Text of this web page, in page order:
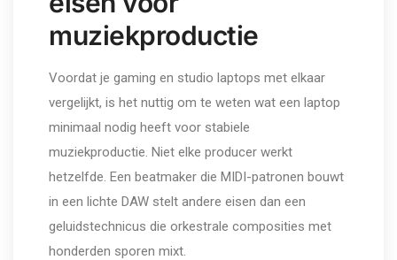
muziekproductie
Voordat je gaming en studio laptops met elkaar
vergelijkt, is het nuttig om te weten wat een laptop
minimaal nodig heeft voor stabiele
muziekproductie. Niet elke producer werkt
hetzelfde. Een beatmaker die MIDI-patronen bouwt
in een lichte DAW stelt andere eisen dan een
geluidstechnicus die orkestrale composities met
honderden sporen mixt.